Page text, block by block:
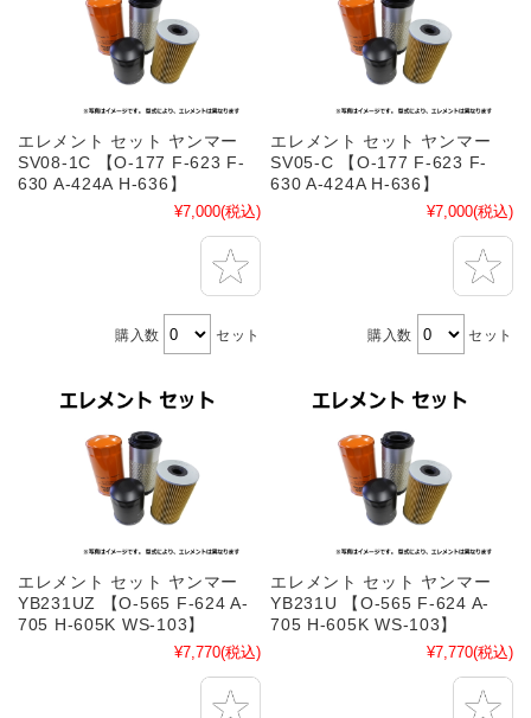
エレメント セット ヤンマー
SV08-1C 【O-177 F-623 F-
630 A-424A H-636】
¥7,000(税込)
購入数 セット
エレメント セット ヤンマー
SV05-C 【O-177 F-623 F-
630 A-424A H-636】
¥7,000(税込)
購入数 セット
エレメント セット ヤンマー
YB231UZ 【O-565 F-624 A-
705 H-605K WS-103】
¥7,770(税込)
エレメント セット ヤンマー
YB231U 【O-565 F-624 A-
705 H-605K WS-103】
¥7,770(税込)